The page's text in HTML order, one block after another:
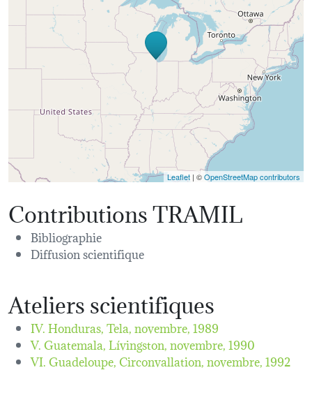
Leaflet | ©OpenStreetMap contributors
Contributions TRAMIL
Bibliographie
Diffusion scientifique
Ateliers scientifiques
IV. Honduras, Tela,novembre, 1989
V. Guatemala, Lívingston,novembre, 1990
VI. Guadeloupe, Circonvallation,novembre, 1992